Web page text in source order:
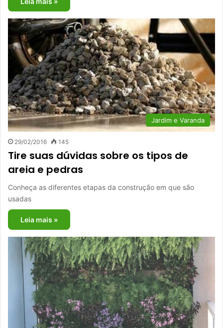
Jardim e Varanda
29/02/2016 145
Tire suas dúvidas sobre os tipos de
areia e pedras
Conheça as diferentes etapas da construção em que são
usadas
Leia mais »